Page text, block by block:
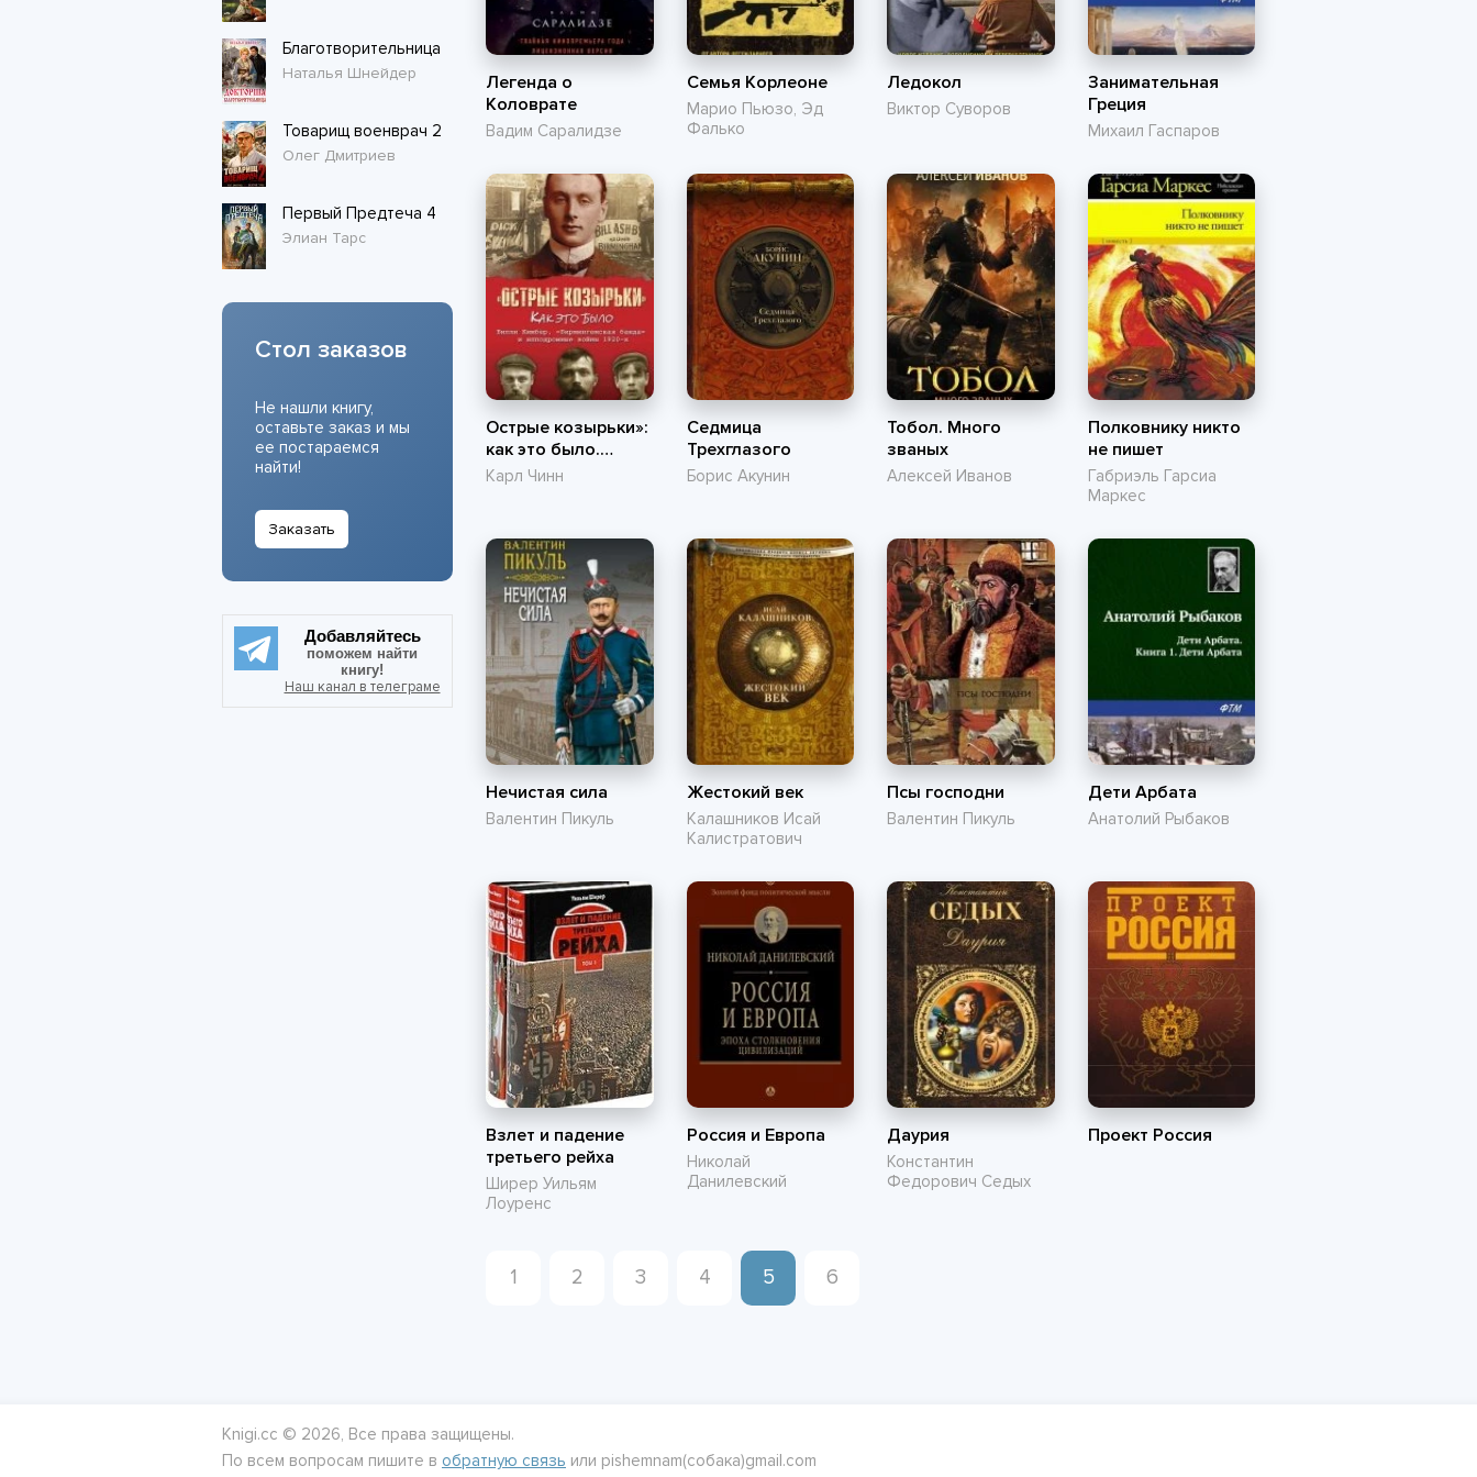
Легенда о
Коловрате
Вадим Саралидзе
Семья Корлеоне
Марио Пьюзо, Эд
Фалько
Ледокол
Виктор Суворов
Занимательная
Греция
Михаил Гаспаров
Острые козырьки»:
как это было.
Билли Кимбер,
ипподромные
войны 1920-х
Карл Чинн
Седмица
Трехглазого
Борис Акунин
Тобол. Много
званых
Алексей Иванов
Полковнику никто
не пишет
Габриэль Гарсиа
Маркес
Нечистая сила
Валентин Пикуль
Жестокий век
Калашников Исай
Калистратович
Псы господни
Валентин Пикуль
Дети Арбата
Анатолий Рыбаков
Взлет и падение
третьего рейха
Ширер Уильям
Лоуренс
Россия и Европа
Николай
Данилевский
Даурия
Константин
Федорович Седых
Проект Россия
1 2 3 4 5 6
Благотворительница
Наталья Шнейдер
Товарищ военврач 2
Олег Дмитриев
Первый Предтеча 4
Элиан Тарс
Стол заказов
Не нашли книгу,
оставьте заказ и мы
ее постараемся
найти!
Заказать
Добавляйтесь
поможем найти
книгу!
Наш канал в телеграме
Knigi.cc © 2026, Все права защищены.
По всем вопросам пишите в обратную связь или pishemnam(собака)gmail.com